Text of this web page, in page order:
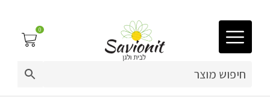
03-9212883
0